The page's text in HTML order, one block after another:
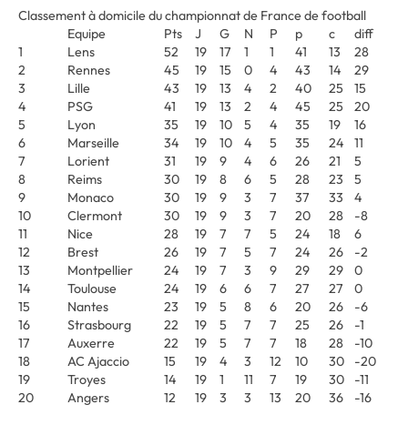
Classement à domicile du championnat de France de football
Equipe
Pts J G N P p c
diff
1
Lens 52 19 17 1 1 41 13
28
2
Rennes 45 19 15 0 4 43 14
29
3
Lille 43 19 13 4 2 40 25
15
4
PSG 41 19 13 2 4 45 25
20
5
Lyon 35 19 10 5 4 35 19
16
6
Marseille 34 19 10 4 5 35 24
11
7
Lorient 31 19 9 4 6 26 21
5
8
Reims 30 19 8 6 5 28 23
5
9
Monaco 30 19 9 3 7 37 33
4
10
Clermont 30 19 9 3 7 20 28
-8
11
Nice 28 19 7 7 5 24 18
6
12
Brest 26 19 7 5 7 24 26
-2
13
Montpellier 24 19 7 3 9 29 29
0
14
Toulouse 24 19 6 6 7 27 27
0
15
Nantes 23 19 5 8 6 20 26
-6
16
Strasbourg 22 19 5 7 7 25 26
-1
17
Auxerre 22 19 5 7 7 18 28
-10
18
AC Ajaccio 15 19 4 3 12 10 30
-20
19
Troyes 14 19 1 11 7 19 30
-11
20
Angers 12 19 3 3 13 20 36 -16